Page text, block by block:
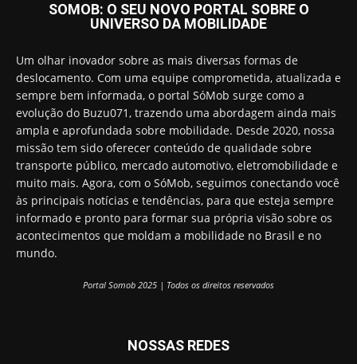
SOMOB: O SEU NOVO PORTAL SOBRE O
UNIVERSO DA MOBILIDADE
Um olhar inovador sobre as mais diversas formas de
deslocamento. Com uma equipe comprometida, atualizada e
sempre bem informada, o portal SóMob surge como a
evolução do Buzu071, trazendo uma abordagem ainda mais
ampla e aprofundada sobre mobilidade. Desde 2020, nossa
missão tem sido oferecer conteúdo de qualidade sobre
transporte público, mercado automotivo, eletromobilidade e
muito mais. Agora, com o SóMob, seguimos conectando você
às principais notícias e tendências, para que esteja sempre
informado e pronto para formar sua própria visão sobre os
acontecimentos que moldam a mobilidade no Brasil e no
mundo.
Portal Somob 2025 | Todos os direitos reservados
NOSSAS REDES